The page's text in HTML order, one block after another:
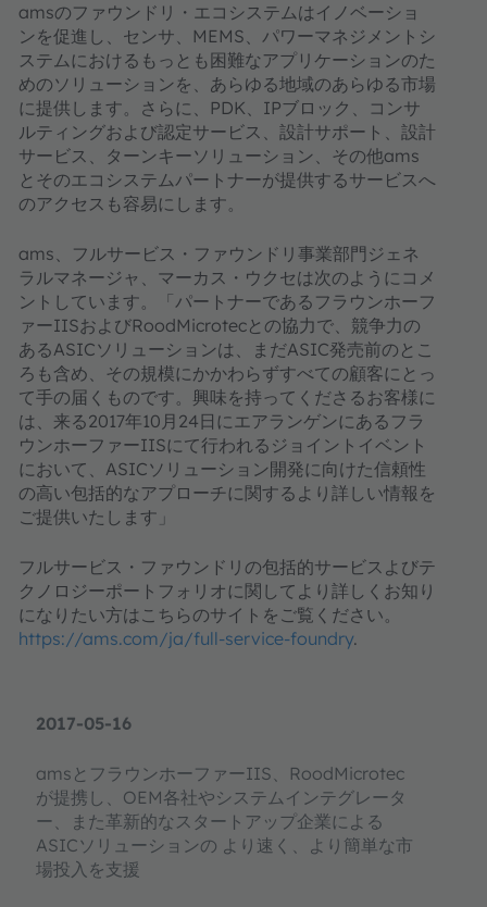
2017-05-16
amsとフラウンホーファーIIS、RoodMicrotec
が提携し、OEM各社やシステムインテグレータ
ー、また革新的なスタートアップ企業による
ASICソリューションの より速く、より簡単な市
場投入を支援
amsのファウンドリ・エコシステムはイノベーショ
ンを促進し、センサ、MEMS、パワーマネジメントシ
ステムにおけるもっとも困難なアプリケーションのた
めのソリューションを、あらゆる地域のあらゆる市場
に提供します。さらに、PDK、IPブロック、コンサ
ルティングおよび認定サービス、設計サポート、設計
サービス、ターンキーソリューション、その他ams
とそのエコシステムパートナーが提供するサービスへ
のアクセスも容易にします。
ams、フルサービス・ファウンドリ事業部門ジェネ
ラルマネージャ、マーカス・ウクセは次のようにコメ
ントしています。「パートナーであるフラウンホーフ
ァーIISおよびRoodMicrotecとの協力で、競争力の
あるASICソリューションは、まだASIC発売前のとこ
ろも含め、その規模にかかわらずすべての顧客にとっ
て手の届くものです。興味を持ってくださるお客様に
は、来る2017年10月24日にエアランゲンにあるフラ
ウンホーファーIISにて行われるジョイントイベント
において、ASICソリューション開発に向けた信頼性
の高い包括的なアプローチに関するより詳しい情報を
ご提供いたします」
フルサービス・ファウンドリの包括的サービスよびテ
クノロジーポートフォリオに関してより詳しくお知り
になりたい方はこちらのサイトをご覧ください。
https://ams.com/ja/full-service-foundry.